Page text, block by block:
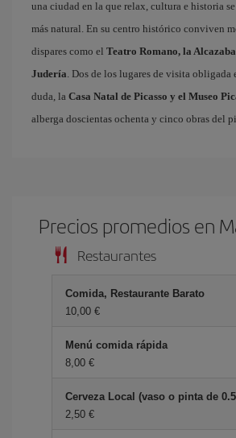
una ciudad en la que relax, cultura e historia
más natural. En su centro histórico conviven
dispares como el Teatro Romano, la
Judería. Dos de los lugares de visita obligada
duda, la Casa Natal de Picasso y el Museo
alberga doscientas ochenta y cinco obras del
Precios promedios en
Restaurantes
Comida, Restaurante Barato
10,00 €
Menú comida rápida
8,00 €
Cerveza Local (vaso o pinta de
2,50 €